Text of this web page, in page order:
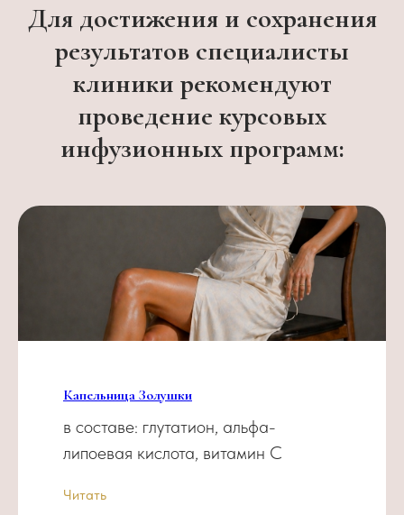
Для достижения и сохранения
результатов специалисты
клиники рекомендуют
проведение курсовых
инфузионных программ:
Капельница Золушки
в составе: глутатион, альфа-
липоевая кислота, витамин С
Читать